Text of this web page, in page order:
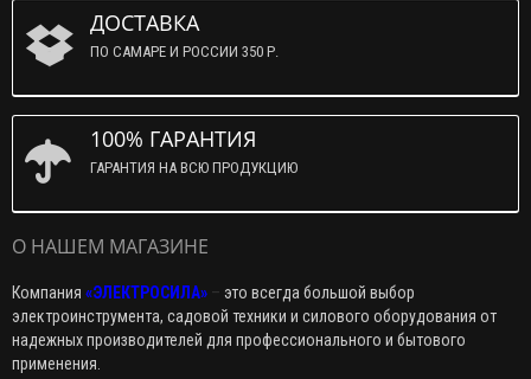
ДОСТАВКА
ПО САМАРЕ И РОССИИ 350 Р.
100% ГАРАНТИЯ
ГАРАНТИЯ НА ВСЮ ПРОДУКЦИЮ
О НАШЕМ МАГАЗИНЕ
Компания «ЭЛЕКТРОСИЛА» – это всегда большой выбор
электроинструмента, садовой техники и силового оборудования от
надежных производителей для профессионального и бытового
применения.